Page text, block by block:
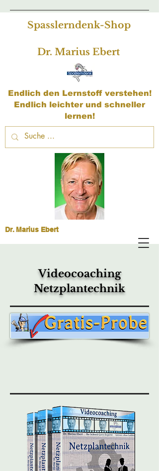
Spasslerndenk-Shop
Dr. Marius Ebert
Endlich den Lernstoff verstehen!
Endlich leichter und schneller
lernen!
Dr. Marius Ebert
Videocoaching
Netzplantechnik